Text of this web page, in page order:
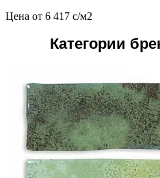
Цена от 6 417 c/м2
Категории